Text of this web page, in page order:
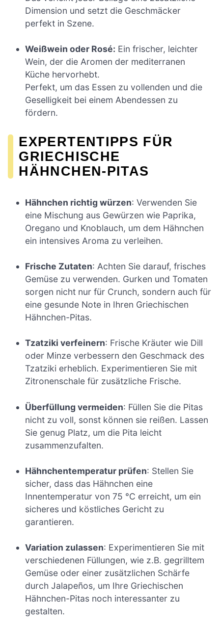
Dimension und setzt die Geschmäcker
perfekt in Szene.
Weißwein oder Rosé: Ein frischer, leichter
Wein, der die Aromen der mediterranen
Küche hervorhebt.
Perfekt, um das Essen zu vollenden und die
Geselligkeit bei einem Abendessen zu
fördern.
EXPERTENTIPPS FÜR
GRIECHISCHE
HÄHNCHEN-PITAS
Hähnchen richtig würzen: Verwenden Sie
eine Mischung aus Gewürzen wie Paprika,
Oregano und Knoblauch, um dem Hähnchen
ein intensives Aroma zu verleihen.
Frische Zutaten: Achten Sie darauf, frisches
Gemüse zu verwenden. Gurken und Tomaten
sorgen nicht nur für Crunch, sondern auch für
eine gesunde Note in Ihren Griechischen
Hähnchen-Pitas.
Tzatziki verfeinern: Frische Kräuter wie Dill
oder Minze verbessern den Geschmack des
Tzatziki erheblich. Experimentieren Sie mit
Zitronenschale für zusätzliche Frische.
Überfüllung vermeiden: Füllen Sie die Pitas
nicht zu voll, sonst können sie reißen. Lassen
Sie genug Platz, um die Pita leicht
zusammenzufalten.
Hähnchentemperatur prüfen: Stellen Sie
sicher, dass das Hähnchen eine
Innentemperatur von 75 °C erreicht, um ein
sicheres und köstliches Gericht zu
garantieren.
Variation zulassen: Experimentieren Sie mit
verschiedenen Füllungen, wie z.B. gegrilltem
Gemüse oder einer zusätzlichen Schärfe
durch Jalapeños, um Ihre Griechischen
Hähnchen-Pitas noch interessanter zu
gestalten.